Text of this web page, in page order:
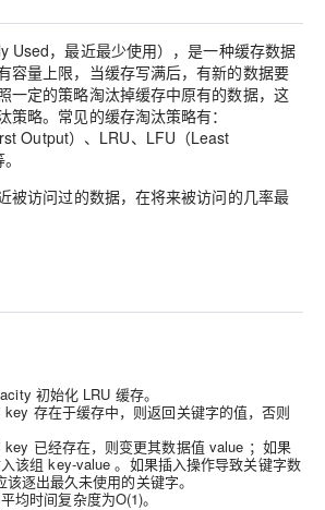
Used，最近最少使用），是一种缓存数据
容量上限，当缓存写满后，有新的数据要
一定的策略淘汰掉缓存中原有的数据，这
策略。常见的缓存淘汰策略有：
Output）、LRU、LFU（Least
被访问过的数据，在将来被访问的几率最
初始化 LRU 缓存。
存在于缓存中，则返回关键字的值，否则
已经存在，则变更其数据值 value ；如果
该组 key-value 。如果插入操作导致关键字数
逐出最久未使用的关键字。
均时间复杂度为O(1)。